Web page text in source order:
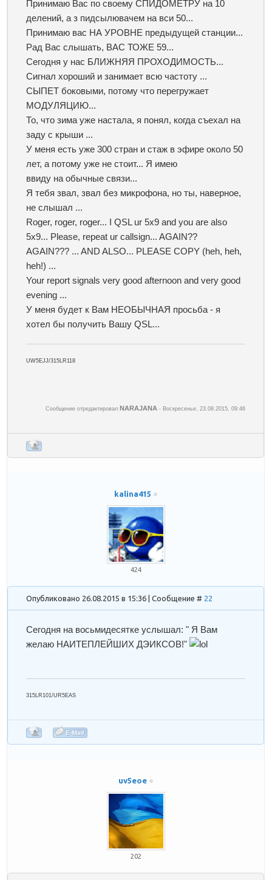
Принимаю Вас по своему СПИДОМЕТРУ на 10
делений, а з пидсылювачем на вси 50...
Принимаю вас НА УРОВНЕ предыдущей станции...
Рад Вас слышать, ВАС ТОЖЕ 59...
Сегодня у нас БЛИЖНЯЯ ПРОХОДИМОСТЬ...
Сигнал хороший и занимает всю частоту ...
СЫПЕТ боковыми, потому что перегружает
МОДУЛЯЦИЮ...
То, что зима уже настала, я понял, когда съехал на
заду с крыши ...
У меня есть уже 300 стран и стаж в эфире около 50
лет, а потому уже не стоит... Я имею
ввиду на обычные связи...
Я тебя звал, звал без микрофона, но ты, наверное,
не слышал ...
Roger, roger, roger... I QSL ur 5x9 and you are also
5x9... Please, repeat ur callsign... AGAIN??
AGAIN??? ... AND ALSO... PLEASE COPY (heh, heh,
heh!) ...
Your report signals very good afternoon and very good
evening ...
У меня будет к Вам НЕОБЫЧНАЯ просьба - я
хотел бы получить Вашу QSL...
UW5EJJ/315LR118
Сообщение отредактировал NARAJANA - Воскресенье, 23.08.2015, 09:46
kalina415
424
Опубликовано 26.08.2015 в 15:36 | Сообщение # 22
Сегодня на восьмидесятке услышал: " Я Вам
желаю НАИТЕПЛЕЙШИХ ДЭИКСОВ!"
315LR101/UR5EAS
uv5eoe
202